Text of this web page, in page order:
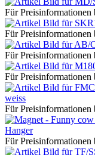
Für Preisinformationen
Für Preisinformationen
Für Preisinformationen
Für Preisinformationen
weiss
Für Preisinformationen
Hanger
Für Preisinformationen